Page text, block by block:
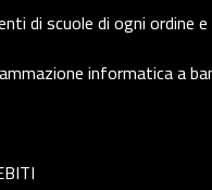
di scuole di ogni ordine
informatica a